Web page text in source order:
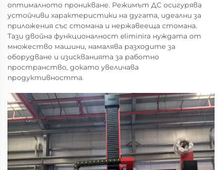
оптималното проникване. Режимът ДC осигурява
устойчиви характеристики на дугата, идеални за
приложения със стомана и нержавееща стомана.
Тази двойна функционалност eliminira нуждата от
множество машини, намалява разходите за
оборудване и изискванията за работно
пространство, докато увеличава
продуктивността.